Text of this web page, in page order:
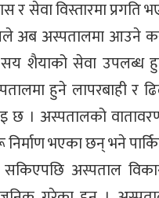
र सेवा विस्तारमा
अब अस्पतालमा आउने
सय शैयाको सेवा उपलब्ध
हुने लापरबाही र
छ । अस्पतालको
भएका छन् भने
सकिएपछि अस्पताल